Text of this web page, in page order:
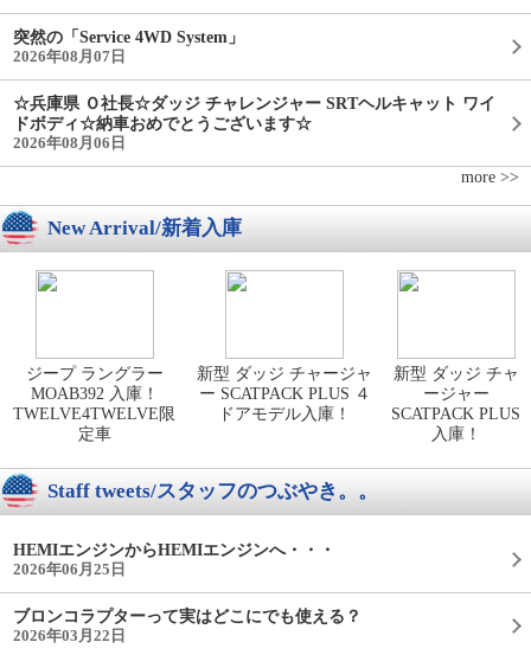
突然の「Service 4WD System」
2026年08月07日
☆兵庫県 Ｏ社長☆ダッジ チャレンジャー SRTヘルキャット ワイ
ドボディ☆納車おめでとうございます☆
2026年08月06日
more >>
New Arrival/新着入庫
ジープ ラングラー
MOAB392 入庫！
TWELVE4TWELVE限
定車
新型 ダッジ チャージャ
ー SCATPACK PLUS ４
ドアモデル入庫！
新型 ダッジ チャ
ージャー
SCATPACK PLUS
入庫！
Staff tweets/スタッフのつぶやき。。
HEMIエンジンからHEMIエンジンへ・・・
2026年06月25日
ブロンコラプターって実はどこにでも使える？
2026年03月22日